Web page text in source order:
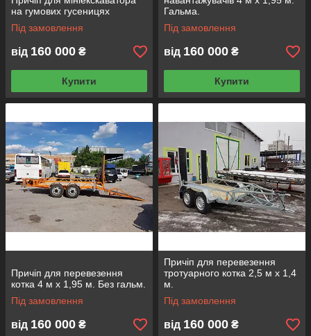
на гумових гусеницях
Під замовлення
від 160 000 ₴
Купити
Гальма.
Під замовлення
від 160 000 ₴
Купити
Причіп для перевезення
котка 4 м х 1,95 м. Без гальм.
Під замовлення
від 160 000 ₴
Причіп для перевезення
тротуарного котка 2,5 м х 1,4
м.
Під замовлення
від 160 000 ₴